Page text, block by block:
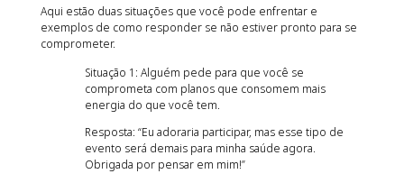
Aqui estão duas situações que você pode enfrentar e
exemplos de como responder se não estiver pronto para se
comprometer.
Situação 1: Alguém pede para que você se
comprometa com planos que consomem mais
energia do que você tem.
Resposta: “Eu adoraria participar, mas esse tipo de
evento será demais para minha saúde agora.
Obrigada por pensar em mim!”